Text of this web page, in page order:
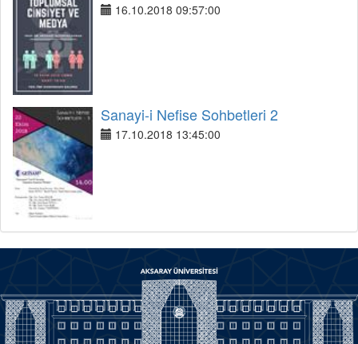
16.10.2018 09:57:00
Sanayi-i Nefise Sohbetleri 2
17.10.2018 13:45:00